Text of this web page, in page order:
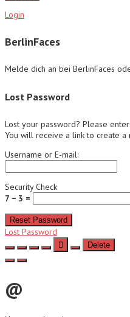
Login
BerlinFaces
Melde dich an bei BerlinFaces
Lost Password
Lost your password? Please
You will receive a link to create a
Username or E-mail:
Security Check
7 − 3 =
Reset Password
Lost Password
Delete
@